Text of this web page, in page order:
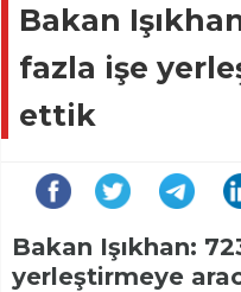
Bakan
fazla işe
ettik
Bakan Işıkhan:
yerleştirmeye